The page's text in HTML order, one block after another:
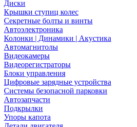
Диски
Крышки ступиц колес
Секретные болты и винты
Автоэлектроника
Колонки | Динамики | Акустика
Автомагнитолы
Видеокамеры
Видеорегистраторы
Блоки управления
Цифровые зарядные устройства
Системы безопасной парковки
Автозапчасти
Подкрылки
Упоры капота